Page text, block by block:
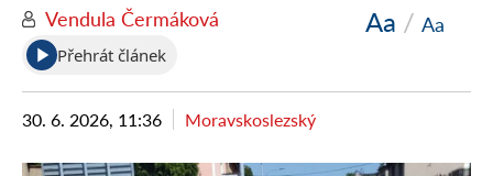
Vendula Čermáková Aa / Aa
Přehrát článek
30. 6. 2026, 11:36 Moravskoslezský